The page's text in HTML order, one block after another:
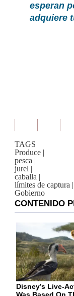
esperan
adquiere
TAGS
Produce |
pesca |
jurel |
caballa |
límites de captura |
Gobierno